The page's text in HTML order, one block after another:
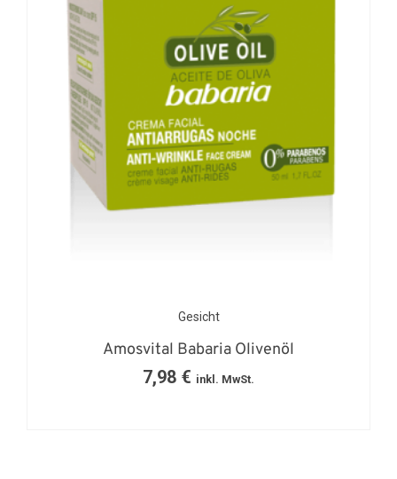
Gesicht
Amosvital Babaria Olivenöl
7,98 € inkl. MwSt.